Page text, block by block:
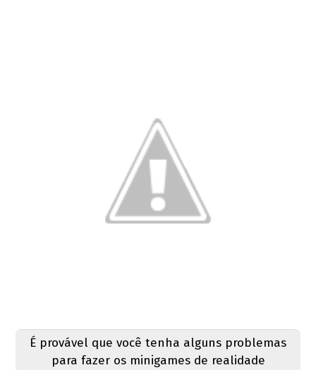
É provável que você tenha alguns problemas
para fazer os minigames de realidade